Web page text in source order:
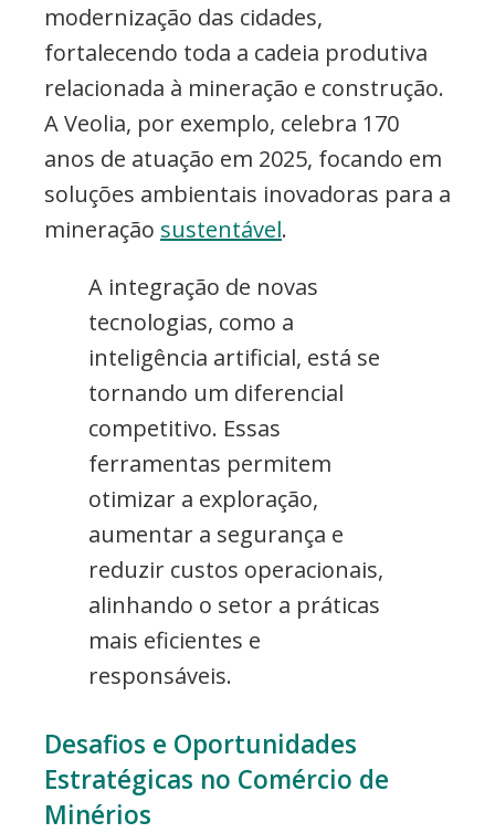
modernização das cidades,
fortalecendo toda a cadeia produtiva
relacionada à mineração e construção.
A Veolia, por exemplo, celebra 170
anos de atuação em 2025, focando em
soluções ambientais inovadoras para a
mineração sustentável.
A integração de novas
tecnologias, como a
inteligência artificial, está se
tornando um diferencial
competitivo. Essas
ferramentas permitem
otimizar a exploração,
aumentar a segurança e
reduzir custos operacionais,
alinhando o setor a práticas
mais eficientes e
responsáveis.
Desafios e Oportunidades
Estratégicas no Comércio de
Minérios